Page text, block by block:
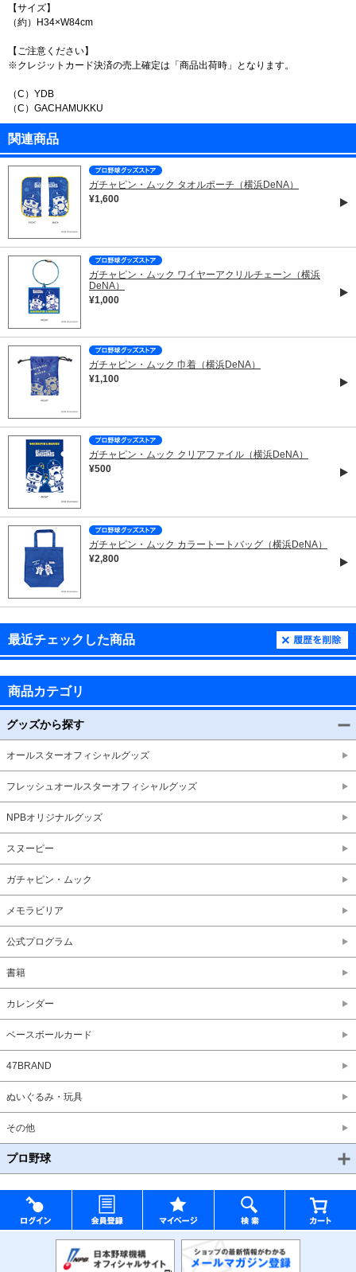
【サイズ】
（約）H34×W84cm
【ご注意ください】
※クレジットカード決済の売上確定は「商品出荷時」となります。
（C）YDB
（C）GACHAMUKKU
関連商品
ガチャピン・ムック タオルポーチ（横浜DeNA）
¥1,600
ガチャピン・ムック ワイヤーアクリルチェーン（横浜
DeNA）
¥1,000
ガチャピン・ムック 巾着（横浜DeNA）
¥1,100
ガチャピン・ムック クリアファイル（横浜DeNA）
¥500
ガチャピン・ムック カラートートバッグ（横浜DeNA）
¥2,800
最近チェックした商品
商品カテゴリ
グッズから探す
オールスターオフィシャルグッズ
フレッシュオールスターオフィシャルグッズ
NPBオリジナルグッズ
スヌーピー
ガチャピン・ムック
メモラビリア
公式プログラム
書籍
カレンダー
ベースボールカード
47BRAND
ぬいぐるみ・玩具
その他
プロ野球